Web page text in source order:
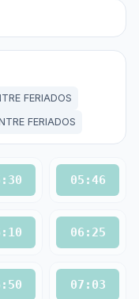
FERIADOS
FERIADOS
05:46
06:25
07:03